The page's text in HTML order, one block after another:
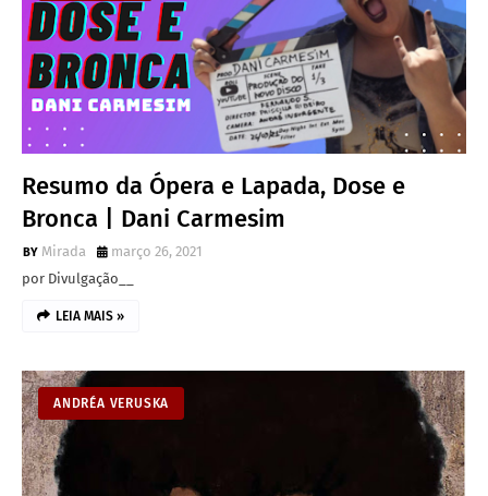
Resumo da Ópera e Lapada, Dose e
Bronca | Dani Carmesim
Mirada
março 26, 2021
por Divulgação__
LEIA MAIS »
ANDRÉA VERUSKA